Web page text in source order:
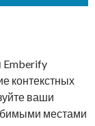
Emberify
контекстных
ваши
местами